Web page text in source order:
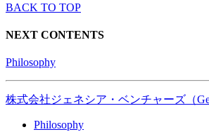
BACK TO TOP
NEXT CONTENTS
Philosophy
株式会社ジェネシア・ベンチャーズ（
Philosophy